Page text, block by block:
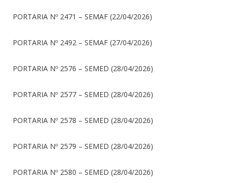
PORTARIA Nº 2471 – SEMAF (22/04/2026)
PORTARIA Nº 2492 – SEMAF (27/04/2026)
PORTARIA Nº 2576 – SEMED (28/04/2026)
PORTARIA Nº 2577 – SEMED (28/04/2026)
PORTARIA Nº 2578 – SEMED (28/04/2026)
PORTARIA Nº 2579 – SEMED (28/04/2026)
PORTARIA Nº 2580 – SEMED (28/04/2026)